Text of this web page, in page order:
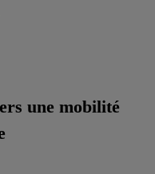
une mobilité